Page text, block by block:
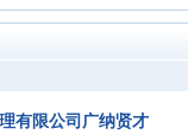
有限公司广纳贤才